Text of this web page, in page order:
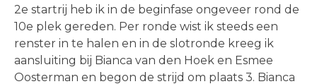
2e startrij heb ik in de beginfase ongeveer rond de
10e plek gereden. Per ronde wist ik steeds een
renster in te halen en in de slotronde kreeg ik
aansluiting bij Bianca van den Hoek en Esmee
Oosterman en begon de strijd om plaats 3. Bianca